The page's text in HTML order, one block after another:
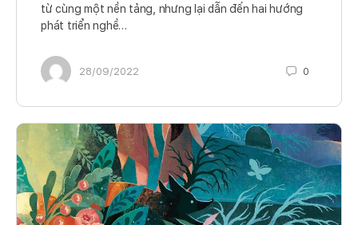
từ cùng một nền tảng, nhưng lại dẫn đến hai hướng
phát triển nghề…
28/09/2022 0